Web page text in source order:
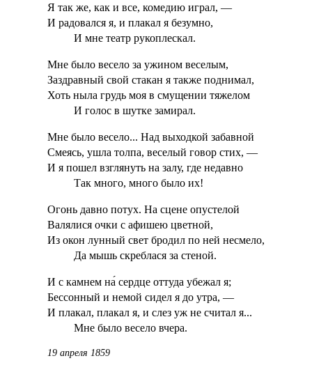
Я так же, как и все, комедию играл, —
И радовался я, и плакал я безумно,
И мне театр рукоплескал.
Мне было весело за ужином веселым,
Заздравный свой стакан я также поднимал,
Хоть ныла грудь моя в смущении тяжелом
И голос в шутке замирал.
Мне было весело... Над выходкой забавной
Смеясь, ушла толпа, веселый говор стих, —
И я пошел взглянуть на залу, где недавно
Так много, много было их!
Огонь давно потух. На сцене опустелой
Валялися очки с афишею цветной,
Из окон лунный свет бродил по ней несмело,
Да мышь скреблася за стеной.
И с камнем на́ сердце оттуда убежал я;
Бессонный и немой сидел я до утра, —
И плакал, плакал я, и слез уж не считал я...
Мне было весело вчера.
19 апреля 1859